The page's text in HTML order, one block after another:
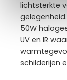
lichtsterkte
gelegenheid.
50W
UV en IR
schilderijen